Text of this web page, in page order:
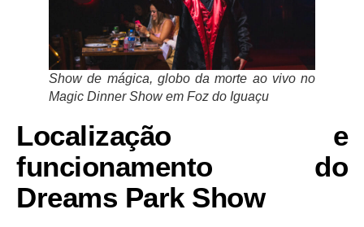
Show de mágica, globo da morte ao vivo no
Magic Dinner Show em Foz do Iguaçu
Localização e
funcionamento do
Dreams Park Show